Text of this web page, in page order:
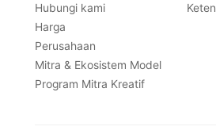
Hubungi kami
Harga
Perusahaan
Mitra & Ekosistem Model
Program Mitra Kreatif